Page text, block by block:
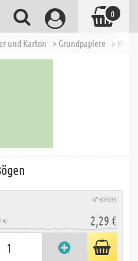
und Karton > Grundpapiere >
N° 603835
€) 2,29 €
0